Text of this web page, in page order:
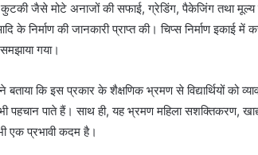
कुटकी जैसे मोटे अनाजों की सफाई, ग्रेडिंग, पैकेजिंग तथा
निर्माण की जानकारी प्राप्त की। चिप्स निर्माण इकाई में
गया।
कि इस प्रकार के शैक्षणिक भ्रमण से विद्यार्थियों को
पहचान पाते हैं। साथ ही, यह भ्रमण महिला सशक्तिकरण,
एक प्रभावी कदम है।